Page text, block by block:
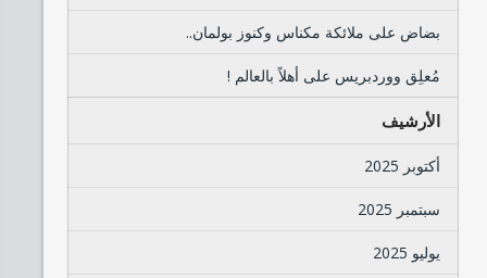
بضاض على ملائكة مكناس وكنوز بولمان..
مُعلِق ووردبريس على أهلاً بالعالم !
الأرشيف
أكتوبر 2025
سبتمبر 2025
يوليو 2025